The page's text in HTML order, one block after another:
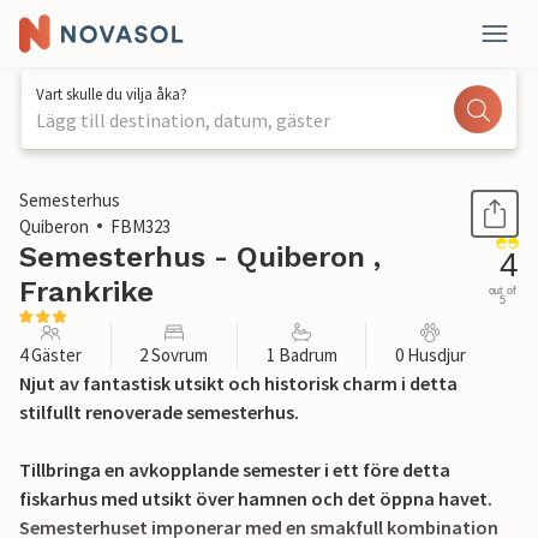
Vart skulle du vilja åka?
Lägg till destination, datum, gäster
1 / 21
Semesterhus
Quiberon
FBM323
Semesterhus - Quiberon ,
Frankrike
4
out of
5
4 Gäster 2 Sovrum 1 Badrum 0 Husdjur
Njut av fantastisk utsikt och historisk charm i detta
stilfullt renoverade semesterhus.
Tillbringa en avkopplande semester i ett före detta
fiskarhus med utsikt över hamnen och det öppna havet.
Semesterhuset imponerar med en smakfull kombination